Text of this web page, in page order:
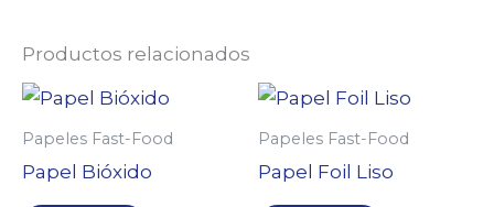
Productos relacionados
Papeles Fast-Food
Papel Bióxido
Papeles Fast-Food
Papel Foil Liso